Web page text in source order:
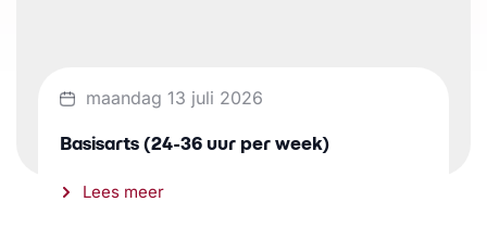
maandag 13 juli 2026
Basisarts (24-36 uur per week)
Lees meer